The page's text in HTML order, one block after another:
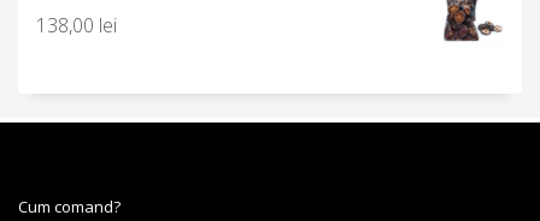
138,00 lei
Cum comand?